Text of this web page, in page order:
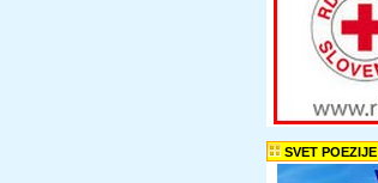
SVET POEZIJE